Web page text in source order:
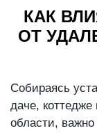
КАК
ОТ
Собираясь
даче,
области,